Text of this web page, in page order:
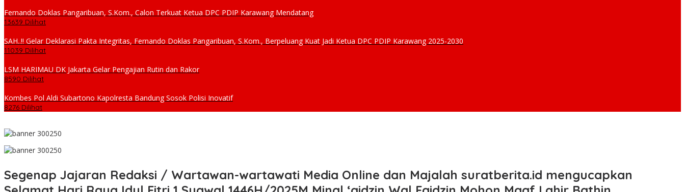
Fernando Doklas Pangaribuan, S.Kom., Calon Terkuat Ketua DPC PDIP Karawang Mendatang
13639 Dilihat
SAH..!! Gelar Deklarasi Pakta Integritas, Fernando Doklas Pangaribuan, S.Kom., Berpeluang Kuat Jadi Ketua DPC PDIP Karawang 2025-2030
11039 Dilihat
LSM HARIMAU DK Jakarta Gelar Pengajian Rutin dan Rakor
8590 Dilihat
Kombes Pol Aldi Subartono Kapolresta Bandung Sosok Polisi Inovatif
8276 Dilihat
Segenap Jajaran Redaksi / Wartawan-wartawati Media Online dan Majalah suratberita.id mengucapkan